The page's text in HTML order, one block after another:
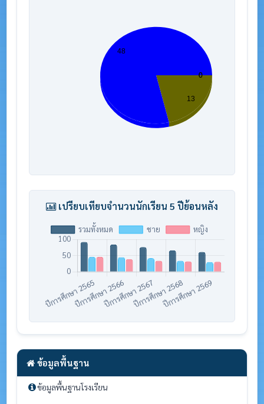
ข้อมูลพื้นฐาน
ข้อมูลพื้นฐานโรงเรียน
เปรียบเทียบจำนวนนักเรียน 5 ปีย้อนหลัง